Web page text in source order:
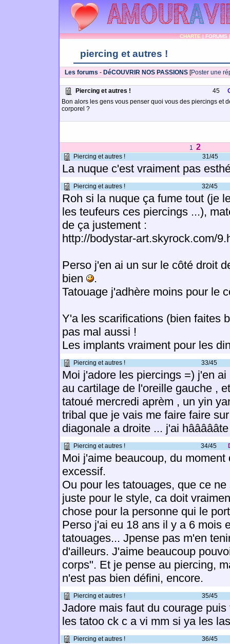
CHARTE|FORUMS
piercing et autres !
Les forums - DéCOUVRIR NOS PASSIONS [Poster une
Piercing et autres ! 45
Bon alors les gens vous penser quoi vous des piercings et
corporel ?
1 2
Piercing et autres ! 31/45
La nuque c'est vraiment pas
Piercing et autres ! 32/45
Roh si la nuque ça fume tout (je
les teufeurs ces piercings ...),
de ça justement :
http://bodystar-art.skyrock.com/
Perso j'en ai un sur le côté droit
bien
.
Tatouage j'adhère moins pour le
Y'a les scarifications (bien faites
pas mal aussi !
Les implants vraiment pour les
Piercing et autres ! 33/45
Moi j'adore les piercings =) j'en
au cartilage de l'oreille gauche ,
tatoué mercredi aprèm , un yin
tribal que je vais me faire faire
diagonale a droite ... j'ai
Piercing et autres ! 34/45
Moi j'aime beaucoup, du moment
excessif.
Ou pour les tatouages, que ce
juste pour le style, ca doit
chose pour la personne qui le
Perso j'ai eu 18 ans il y a 6 mois
tatouages... Jpense pas m'en
d'ailleurs. J'aime beaucoup
corps". Et je pense au piercing,
n'est pas bien défini, encore.
Piercing et autres ! 35/45
Jadore mais faut du courage
les tatoo ck c a vi mm si ya les
Piercing et autres ! 36/45